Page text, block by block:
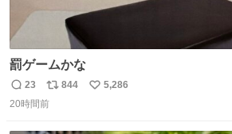
罰ゲームかな
返
信
23
リ
ポ
844
い
5,286
20時間前